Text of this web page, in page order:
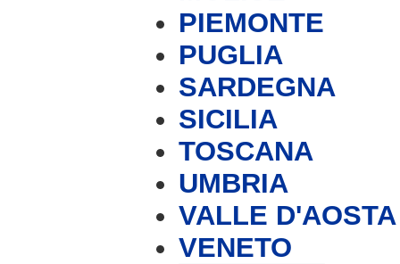
PIEMONTE
PUGLIA
SARDEGNA
SICILIA
TOSCANA
UMBRIA
VALLE D'AOSTA
VENETO